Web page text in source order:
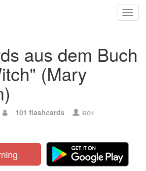
aus dem Buch
(Mary
101 flashcards lack